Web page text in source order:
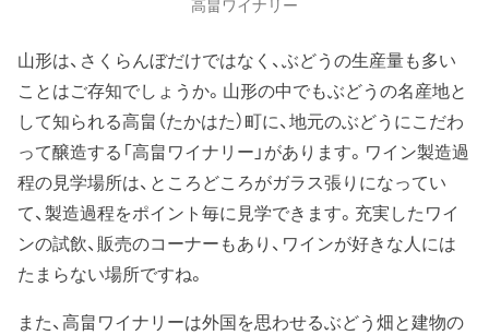
高畠ワイナリー
山形は、さくらんぼだけではなく、ぶどうの生産量も多い
ことはご存知でしょうか。山形の中でもぶどうの名産地と
して知られる高畠（たかはた）町に、地元のぶどうにこだわ
って醸造する「高畠ワイナリー」があります。ワイン製造過
程の見学場所は、ところどころがガラス張りになってい
て、製造過程をポイント毎に見学できます。充実したワイ
ンの試飲、販売のコーナーもあり、ワインが好きな人には
たまらない場所ですね。
また、高畠ワイナリーは外国を思わせるぶどう畑と建物の